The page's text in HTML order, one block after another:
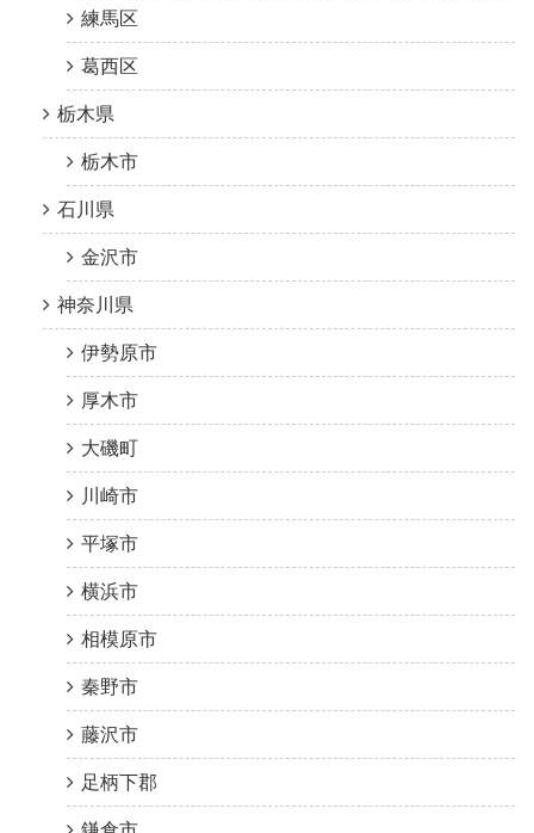
練馬区
葛西区
栃木県
栃木市
石川県
金沢市
神奈川県
伊勢原市
厚木市
大磯町
川崎市
平塚市
横浜市
相模原市
秦野市
藤沢市
足柄下郡